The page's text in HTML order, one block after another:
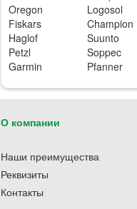
Oregon
Logosol
Fiskars
Champion
Haglof
Suunto
Petzl
Soppec
Garmin
Pfanner
О компании
Наши преимущества
Реквизиты
Контакты